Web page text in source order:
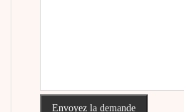
Envoyez la demande